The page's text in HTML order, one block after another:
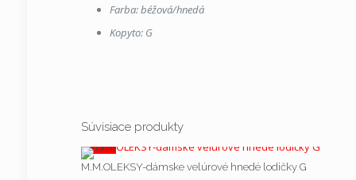
Farba: béžová/hnedá
Kopyto: G
Podšívka
Podošva
Pridajte prvú recenziu pre “AGA-
klinovom podpätku G”
Súvisiace produkty
V zľave
M.M.OLEKSY-dámske velúrové hnedé lodičky G